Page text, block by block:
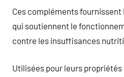
Ces compléments
qui soutiennent le
contre les insuffisances
Utilisées pour leurs